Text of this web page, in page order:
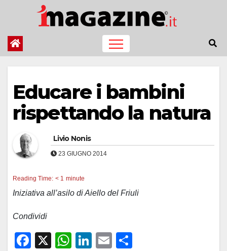
contenuto
Educare i bambini
rispettando la natura
Livio Nonis
23 GIUGNO 2014
Reading Time: < 1 minute
Iniziativa all’asilo di Aiello del Friuli
Condividi
F
X
W
Li
E